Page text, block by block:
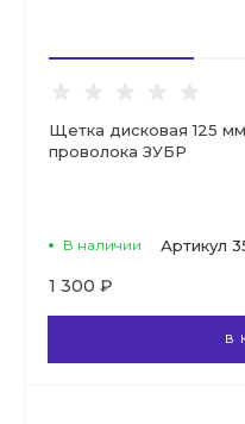
Щетка дисковая 125
проволока ЗУБР
В наличии Артикул
1 300 ₽
В